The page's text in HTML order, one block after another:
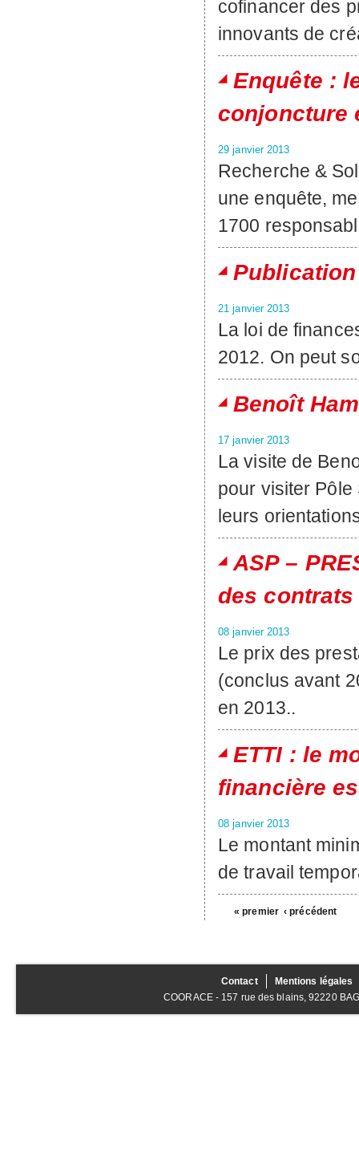
cofinancer des
innovants de
Enquête :
conjoncture
29 janvier 2013
Recherche &
une enquête,
1700
21 janvier 2013
La loi de
2012. On peut
Benoît
17 janvier 2013
La visite de
pour visiter
leurs
ASP –
des
08 janvier 2013
Le prix des
(conclus avant
en 2013..
ETTI : le
financière
08 janvier 2013
Le montant
de travail
« premier ‹ précédent
Contact
Mentions légales
COORACE - 157 rue des blains, 92220